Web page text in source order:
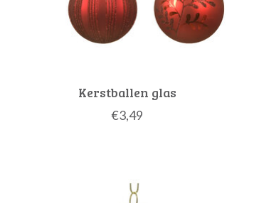
Kerstballen glas
€3,49